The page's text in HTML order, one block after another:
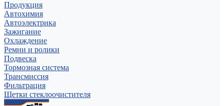
Продукция
Автохимия
Автоэлектрика
Зажигание
Охлаждение
Ремни и ролики
Подвеска
Тормозная система
Трансмиссия
Фильтрация
Щетки стеклоочистителя